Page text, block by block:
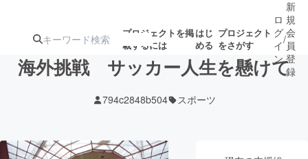
プロジェクトを掲
載するには
はじ
める
プロジェクト
をさがす
ロ
グ
イ
ン
/
新
規
会
員
登
録
海外挑戦 サッカー人生を懸けて
794c2848b504 スポーツ